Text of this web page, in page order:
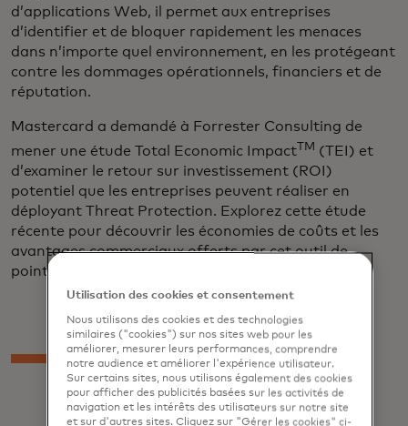
d’applications Web, il permet aux entreprises
d’identifier et de bloquer rapidement les menaces
dans n’importe quel environnement, en les protégeant
contre les dommages opérationnels, financiers et de
réputation.
Mastercard a demandé à Forrester Consulting de
mener une étude Total Economic ImpactTM (TEI) et
d’examiner le retour sur investissement (ROI)
potentiel que les entreprises peuvent réaliser en
déployant Threat Protection. Explorez cette étude
récente pour découvrir les économies de coûts et les
avantages commerciaux offerts par cet outil de
pointe.
Utilisation des cookies et consentement
Nous utilisons des cookies et des technologies
similaires ("cookies") sur nos sites web pour les
améliorer, mesurer leurs performances, comprendre
notre audience et améliorer l'expérience utilisateur.
Sur certains sites, nous utilisons également des cookies
pour afficher des publicités basées sur les activités de
navigation et les intérêts des utilisateurs sur notre site
et sur d'autres sites. Cliquez sur "Gérer les cookies" ci-